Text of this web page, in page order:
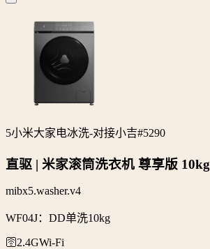
5小米大家电冰洗-对接小吉#5290
直驱 | 米家滚筒洗衣机 尊享版 10kg
mibx5.washer.v4
WF04J：DD单洗10kg
🛜2.4GWi‑Fi